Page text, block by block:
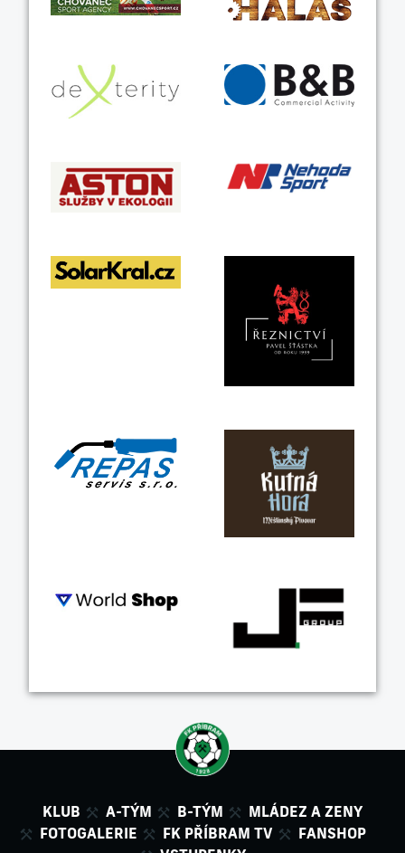
KLUB A-TÝM B-TÝM
MLÁDEZ A ZENY
FOTOGALERIE
FK PŘÍBRAM TV
FANSHOP